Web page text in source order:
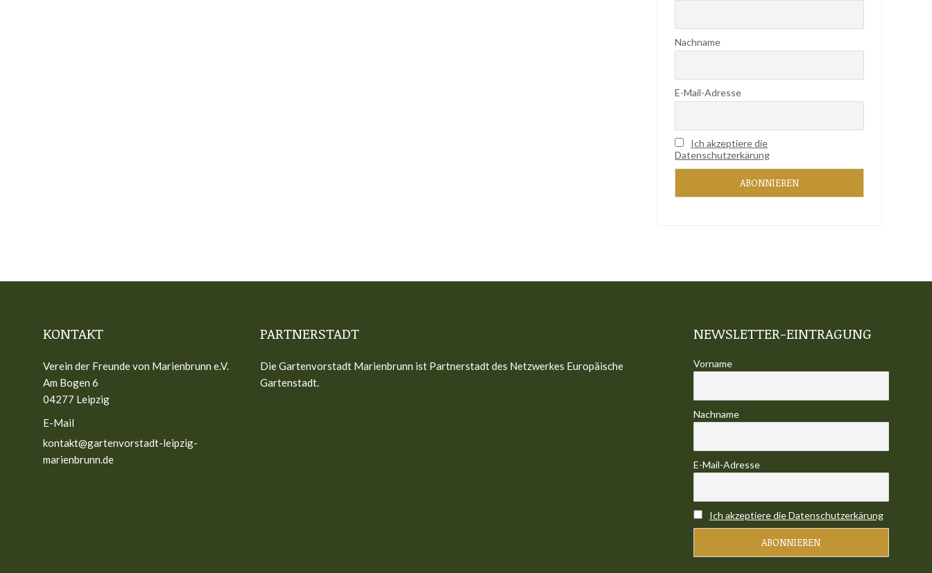
Nachname
E-Mail-Adresse
Ich akzeptiere die
Datenschutzerkärung
KONTAKT
Verein der Freunde von Marienbrunn e.V.
Am Bogen 6
04277 Leipzig
E-Mail
kontakt@gartenvorstadt-leipzig-
marienbrunn.de
PARTNERSTADT
Die Gartenvorstadt Marienbrunn ist Partnerstadt des Netzwerkes Europäische
Gartenstadt.
NEWSLETTER-EINTRAGUNG
Vorname
Nachname
E-Mail-Adresse
Ich akzeptiere die Datenschutzerkärung